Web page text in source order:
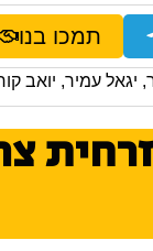
תמכו בנו
, יגאל עמיר, יואב